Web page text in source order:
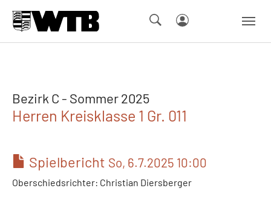
Bezirk C - Sommer 2025
Herren Kreisklasse 1 Gr. 011
Spielbericht So, 6.7.2025 10:00
Oberschiedsrichter: Christian Diersberger